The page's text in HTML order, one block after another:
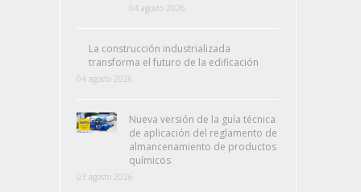
04 agosto 2026
La construcción industrializada
transforma el futuro de la edificación
04 agosto 2026
Nueva versión de la guía técnica
de aplicación del reglamento de
almancenamiento de productos
químicos
03 agosto 2026